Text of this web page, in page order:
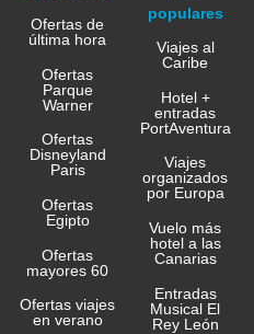
Ofertas de
última hora
Ofertas
Parque
Warner
Ofertas
Disneyland
Paris
Ofertas
Egipto
Ofertas
mayores 60
Ofertas viajes
en verano
populares
Viajes al
Caribe
Hotel +
entradas
PortAventura
Viajes
organizados
por Europa
Vuelo más
hotel a las
Canarias
Entradas
Musical El
Rey León